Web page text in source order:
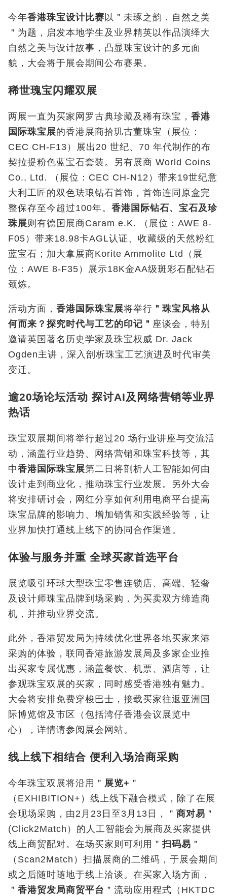
今年香港珠宝设计比赛 以＂未琢之韵．自然之美
＂为题，启发本地学生及业界精英以作品演绎大
自然之美与设计故事，凸显珠宝设计的多元面
貌，大会将于展会期间公布赛果。
稀世瑰宝闪耀双展
两展一直为买家网罗古典珍藏及稀有珠宝， 香港
国际珠宝展的香港展商拾玑古董珠宝（展位：
CEC CH-F13 ）展出 20 世纪、 70 年代制作的布
契拉提粉色蓝宝石套装。另有展商 World Coins
Co., Ltd.
（展位： CEC CH-N12 ）带来19世纪意
大利工匠的双色珐琅钻石首饰，首饰连同原盒完
整保存至今超过100年。 香港国际钻石、宝石及珍
珠展则有德国展商Caram e.K. （展位： AWE 8-
F05 ）带来18.98卡AGL认证、收藏级的天然粉红
蓝宝石；加大拿展商Korite Ammolite Ltd
（展
位： AWE 8-F35 ）展示18K金AA级斑彩石配钻石
颈炼。
活动方面， 香港国际珠宝展将举行 ＂珠宝风格从
何而来？探究时代与工艺的印记＂ 座谈会，特别
邀请英国著名历史学家及珠宝权威 Dr. Jack
Ogden主讲，深入剖析珠宝工艺演进及时代审美
变迁。
逾20场论坛活动 探讨AI及网络营销等业界
热话
珠宝双展期间将举行超过20 场行业讲座与交流活
动，涵盖行业趋势、网络营销和珠宝科技等，其
中香港国际珠宝展第二日将剖析人工智能如何由
设计走到商业化，推动珠宝行业发展。另外大会
将安排研讨会，网红分享如何利用电商平台提高
珠宝品牌的影响力、增加销售和实践经验等，让
业界加快打通线上线下的协同合作渠道。
体验与服务并重 全球买家首选平台
展览吸引环球大型珠宝零售连锁店、高端、轻奢
及设计师珠宝品牌到场采购，为买卖双方缔造商
机，并推动业界交流。
此外，香港贸发局为持续优化世界各地买家来港
采购的体验，联同香港旅游发展局及多家企业推
出买家专属优惠，涵盖餐饮、机票、酒店等，让
参观珠宝双展的买家，同时感受香港独有魅力。
大会将安排免费穿梭巴士，接载买家往返亚洲国
际博览馆及市区（包括湾仔香港会议展览中
心），详情请参阅展会网站。
线上线下相结合 便利入场洽商采购
今年珠宝双展将沿用＂ 展览+ ＂
（EXHIBITION+ ）线上线下融合模式，除了在展
会现场采购，由2 月 23 日至3 月 13 日，＂ 商对易 ＂
(Click2Match ）的人工智能会为展商及买家提供
线上商贸配对。在场买家则可利用＂扫码易 ＂
（ Scan2Match ）扫描展商的二维码，于展会期间
或之后随时随地于线上洽谈。在买家入场方面，
＂ 香港贸发局商贸平台 ＂流动应用程式（ HKTDC